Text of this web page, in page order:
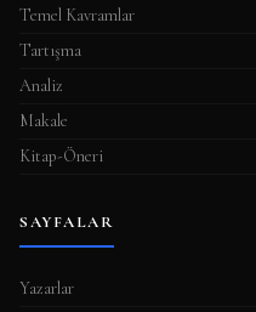
Temel Kavramlar
Tartışma
Analiz
Makale
Kitap-Öneri
SAYFALAR
Yazarlar